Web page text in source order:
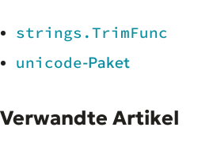
strings.TrimFunc
unicode-Paket
Verwandte Artikel